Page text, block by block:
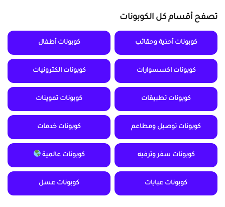
تصفح أقسام كل الكوبونات
كوبونات أحذية وحقائب كوبونات أطفال
كوبونات اكسسوارات كوبونات الكترونيات
كوبونات تطبيقات كوبونات تموينات
كوبونات توصيل ومطاعم كوبونات خدمات
كوبونات سفر وترفيه كوبونات عالمية
كوبونات عبايات كوبونات عسل